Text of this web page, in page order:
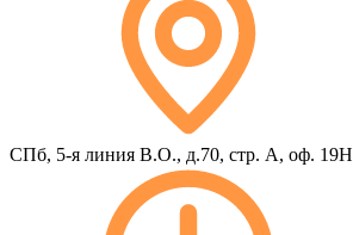
СПб, 5-я линия В.О., д.70, стр. А, оф. 19Н